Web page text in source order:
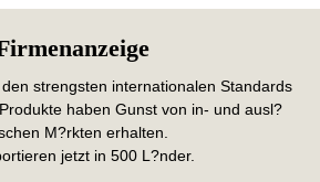
strengsten internationalen Standards
haben Gunst von in- und ausl?
M?rkten erhalten.
jetzt in 500 L?nder.